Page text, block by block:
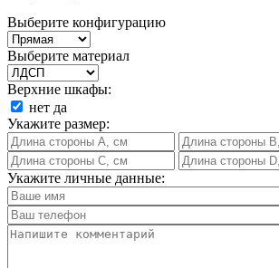
Выберите конфигурацию
Выберите материал
Верхние шкафы:
нет да
Укажите размер:
Укажите личные данные: